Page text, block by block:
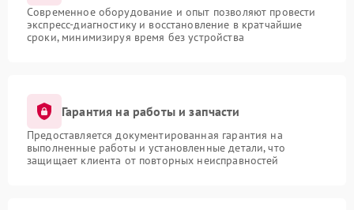
Современное оборудование и опыт позволяют провести
экспресс-диагностику и восстановление в кратчайшие
сроки, минимизируя время без устройства
Гарантия на работы и запчасти
Предоставляется документированная гарантия на
выполненные работы и установленные детали, что
защищает клиента от повторных неисправностей